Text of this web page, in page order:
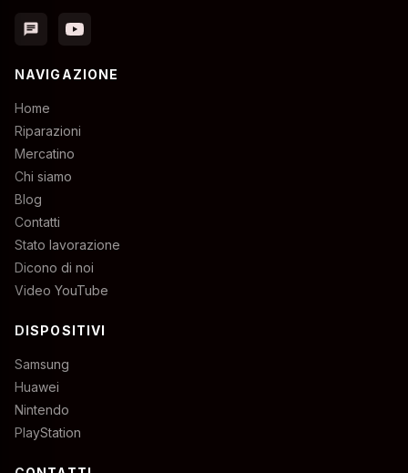
chat
NAVIGAZIONE
Home
Riparazioni
Mercatino
Chi siamo
Blog
Contatti
Stato lavorazione
Dicono di noi
Video YouTube
DISPOSITIVI
Samsung
Huawei
Nintendo
PlayStation